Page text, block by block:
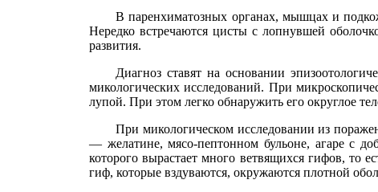
В паренхиматозных органах, мышцах и
Нередко встречаются цисты с лопнувшей
развития.
Диагноз ставят на основании
микологических исследований. При
лупой. При этом легко обнаружить его округлое
При микологическом исследовании из
— желатине, мясо-пептонном бульоне, агаре с
которого вырастает много ветвящихся гифов, то
гиф, которые вздуваются, окружаются плотной